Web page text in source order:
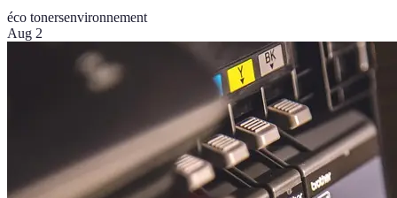
éco tonersenvironnement
Aug 2